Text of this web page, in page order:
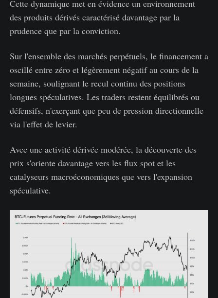
Cette dynamique met en évidence un environnement
des produits dérivés caractérisé davantage par la
prudence que par la conviction.
Sur l'ensemble des marchés perpétuels, le financement a
oscillé entre zéro et légèrement négatif au cours de la
semaine, soulignant le recul continu des positions
longues spéculatives. Les traders restent équilibrés ou
défensifs, n'exerçant que peu de pression directionnelle
via l'effet de levier.
Avec une activité dérivée modérée, la découverte des
prix s'oriente davantage vers les flux spot et les
catalyseurs macroéconomiques que vers l'expansion
spéculative.